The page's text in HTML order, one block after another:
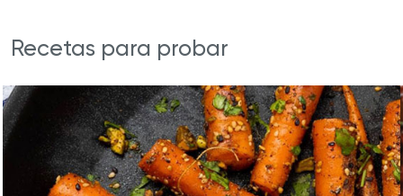
Recetas para probar